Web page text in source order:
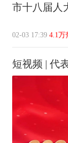
市十八届人
02-03 17:39 4.1万
短视频 | 代